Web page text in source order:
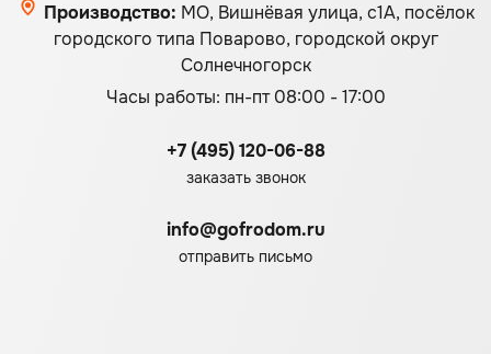
Производство: МО, Вишнёвая улица, с1А, посёлок
городского типа Поварово, городской округ
Солнечногорск
Часы работы: пн-пт 08:00 - 17:00
+7 (495) 120-06-88
заказать звонок
info@gofrodom.ru
отправить письмо